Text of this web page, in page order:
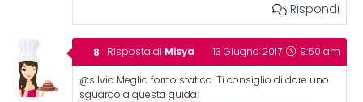
Rispondi
Risposta di Misya 13 Giugno 2017 9:50 am
@silvia Meglio forno statico. Ti consiglio di dare uno
sguardo a questa guida: